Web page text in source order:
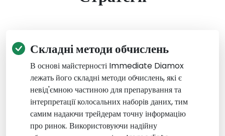
Складні методи обчислень
В основі майстерності Immediate Diamox
лежать його складні методи обчислень, які є
невід'ємною частиною для препарування та
інтерпретації колосальних наборів даних, тим
самим надаючи трейдерам точну інформацію
про ринок. Використовуючи надійну